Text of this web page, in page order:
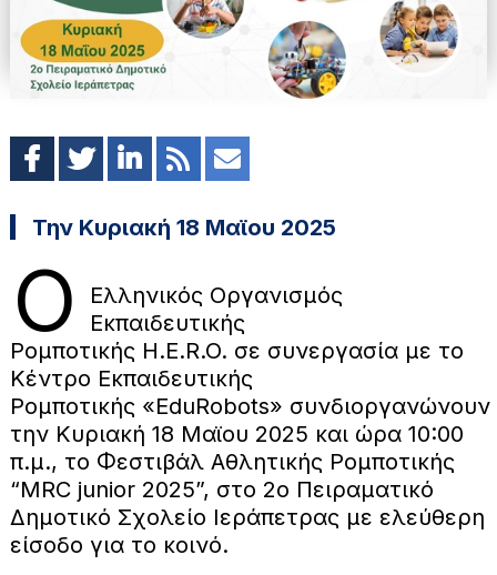
Την Κυριακή 18 Mαϊου 2025
Ο
Ελληνικός Οργανισμός
Εκπαιδευτικής
Ρομποτικής H.E.R.O. σε συνεργασία με το
Κέντρο Εκπαιδευτικής
Ρομποτικής «ΕduRobots» συνδιοργανώνουν
την Κυριακή 18 Mαϊου 2025 και ώρα 10:00
π.μ., το Φεστιβάλ Αθλητικής Ρομποτικής
“MRC junior 2025”, στο 2ο Πειραματικό
Δημοτικό Σχολείο Ιεράπετρας με ελεύθερη
είσοδο για το κοινό.